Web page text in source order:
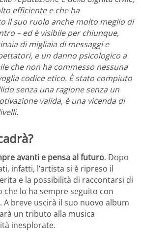
efficiente e che ha
il suo ruolo anche molto meglio di
– ed è visibile per chiunque,
di migliaia di messaggi e
e un danno psicologico a
che non ha commesso nessuna
codice etico. È stato compiuto
senza una ragione senza un
valida, è una vicenda di
avanti e pensa al futuro. Dopo
infatti, l’artista si è ripreso il
e la possibilità di raccontarsi di
lo ha sempre seguito con
breve uscirà il suo nuovo album
un tributo alla musica
inesplorate.